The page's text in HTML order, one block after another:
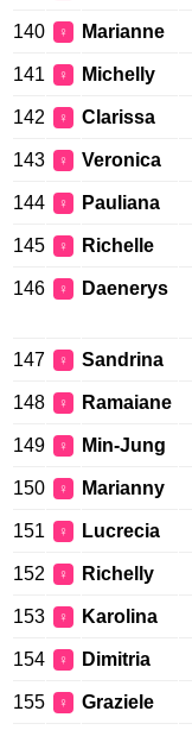
140 ♀ Marianne
141 ♀ Michelly
142 ♀ Clarissa
143 ♀ Veronica
144 ♀ Pauliana
145 ♀ Richelle
146 ♀ Daenerys
147 ♀ Sandrina
148 ♀ Ramaiane
149 ♀ Min-Jung
150 ♀ Marianny
151 ♀ Lucrecia
152 ♀ Richelly
153 ♀ Karolina
154 ♀ Dimitria
155 ♀ Graziele